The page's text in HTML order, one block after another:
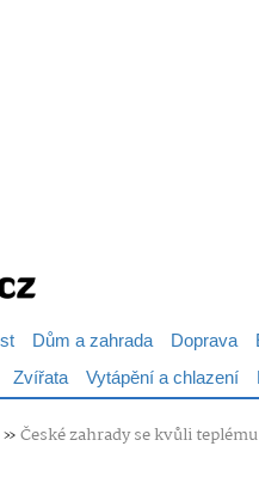
Dům a zahrada Doprava
Zvířata Vytápění a chlazení
»České zahrady se kvůli